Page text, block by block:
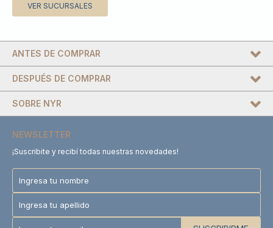
VER SUCURSALES
DESPUÉS DE COMPRAR
SOBRE NYR
ANTES DE COMPRAR
NEWSLETTER
¡Suscribite y recibí todas nuestras novedades!